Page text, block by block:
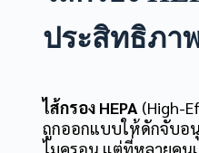
ประสิทธิภา
ไส้กรอง HEPA (High-
ถูกออกแบบให้ดักจับอ
ไมครอน แต่ที่หลายคน